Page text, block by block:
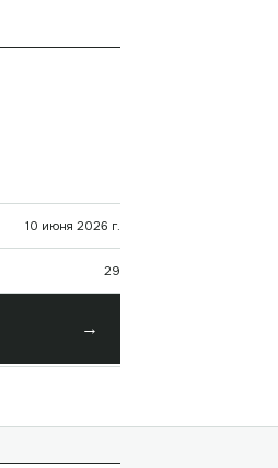
10 июня 2026 г.
29
→